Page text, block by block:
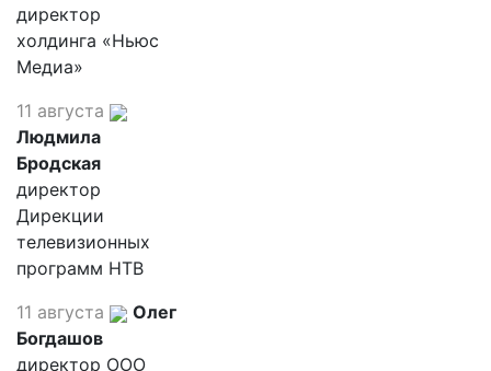
директор
холдинга «Ньюс
Медиа»
11 августа
Людмила
Бродская
директор
Дирекции
телевизионных
программ НТВ
11 августа
Олег
Богдашов
директор ООО